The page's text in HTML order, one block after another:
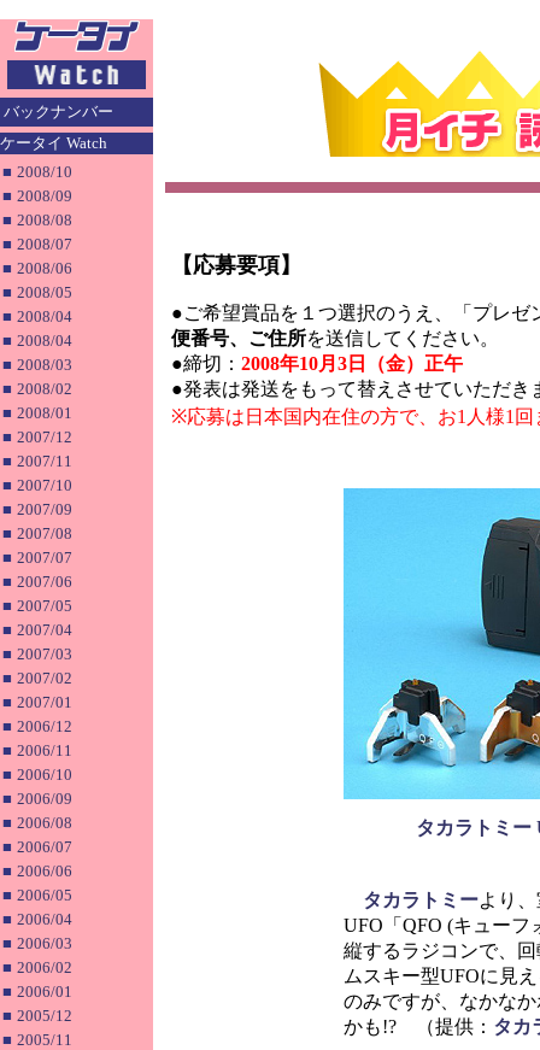
バックナンバー
ケータイ Watch
■ 2008/10
■ 2008/09
■ 2008/08
■ 2008/07
■ 2008/06
■ 2008/05
■ 2008/04
■ 2008/04
■ 2008/03
■ 2008/02
■ 2008/01
■ 2007/12
■ 2007/11
■ 2007/10
■ 2007/09
■ 2007/08
■ 2007/07
■ 2007/06
■ 2007/05
■ 2007/04
■ 2007/03
■ 2007/02
■ 2007/01
■ 2006/12
■ 2006/11
■ 2006/10
■ 2006/09
■ 2006/08
■ 2006/07
■ 2006/06
■ 2006/05
■ 2006/04
■ 2006/03
■ 2006/02
■ 2006/01
■ 2005/12
■ 2005/11
【応募要項】
●ご希望賞品を１つ選択のうえ、「プレゼ
便番号、ご住所を送信してください。
●締切： 2008年10月3日（金）正午
●発表は発送をもって替えさせていただき
※応募は日本国内在住の方で、お1人様1
タカラトミー
タカラトミーより
UFO「QFO (キューフ
縦するラジコンで、
ムスキー型UFOに見
のみですが、なかな
かも!? （提供： タカ